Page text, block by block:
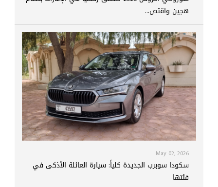
هجين واقتص...
May 02, 2026
سكودا سوبرب الجديدة كلياً: سيارة العائلة الأذكى في
فئتها